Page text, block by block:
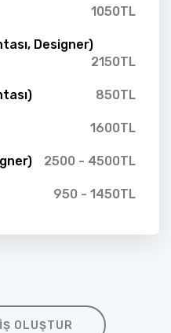
1050TL
Designer)
2150TL
850TL
1600TL
2500 - 4500TL
950 - 1450TL
OLUŞTUR